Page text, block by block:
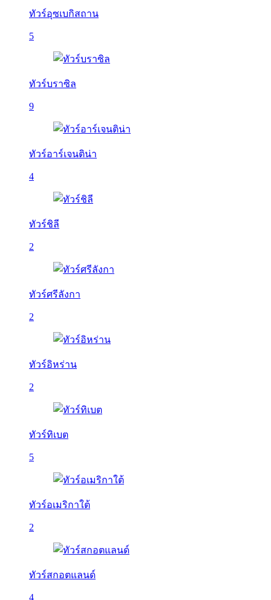
ทัวร์อุซเบกิสถาน
5
ทัวร์บราซิล
9
ทัวร์อาร์เจนติน่า
4
ทัวร์ชิลี
2
ทัวร์ศรีลังกา
2
ทัวร์อิหร่าน
2
ทัวร์ทิเบต
5
ทัวร์อเมริกาใต้
2
ทัวร์สกอตแลนด์
4